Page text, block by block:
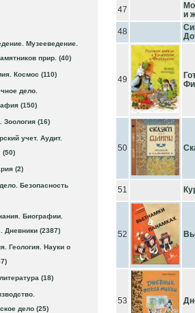
Музееведение.
прир. (40)
Космос (110)
дело.
(150)
Зоология (16)
учет. Аудит.
(2)
Безопасность
Биографии.
Дневники (2387)
Геология. Науки о
(18)
дело (25)
47
и
48
49
50
51
52
53